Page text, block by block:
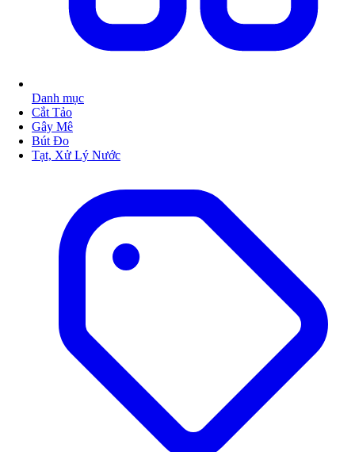
Danh mục
Cắt Tảo
Gây Mê
Bút Đo
Tạt, Xử Lý Nước